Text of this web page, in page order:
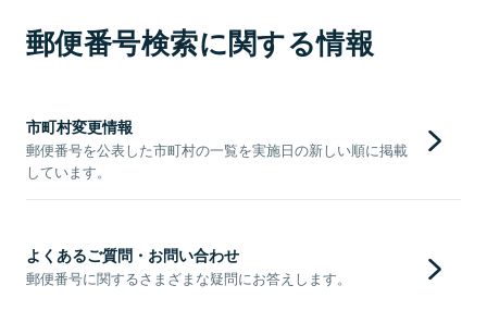
郵便番号検索に関する情報
市町村変更情報
郵便番号を公表した市町村の一覧を実施日の新しい順に掲載
しています。
よくあるご質問・お問い合わせ
郵便番号に関するさまざまな疑問にお答えします。